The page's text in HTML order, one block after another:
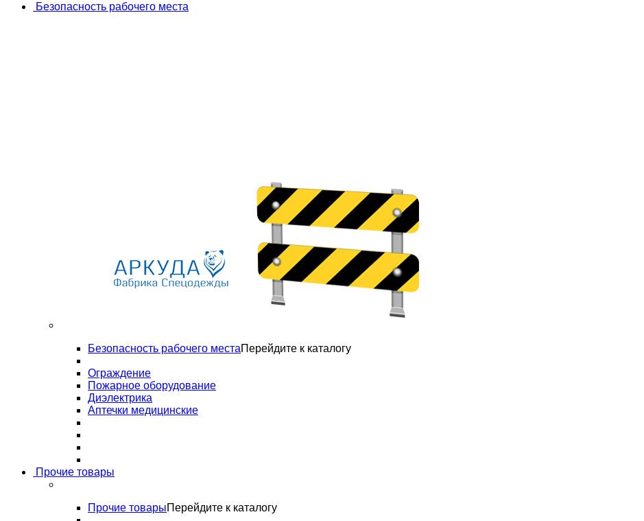
Безопасность рабочего места
Безопасность рабочего местаПерейдите к каталогу
Ограждение
Пожарное оборудование
Диэлектрика
Аптечки медицинские
Прочие товары
Прочие товарыПерейдите к каталогу